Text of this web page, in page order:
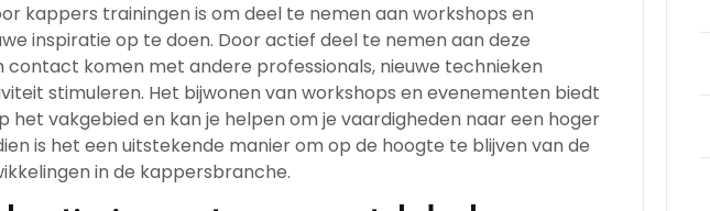
kappers trainingen is om deel te nemen aan workshops en
inspiratie op te doen. Door actief deel te nemen aan deze
contact komen met andere professionals, nieuwe technieken
stimuleren. Het bijwonen van workshops en evenementen biedt
het vakgebied en kan je helpen om je vaardigheden naar een hoger
is het een uitstekende manier om op de hoogte te blijven van de
in de kappersbranche.